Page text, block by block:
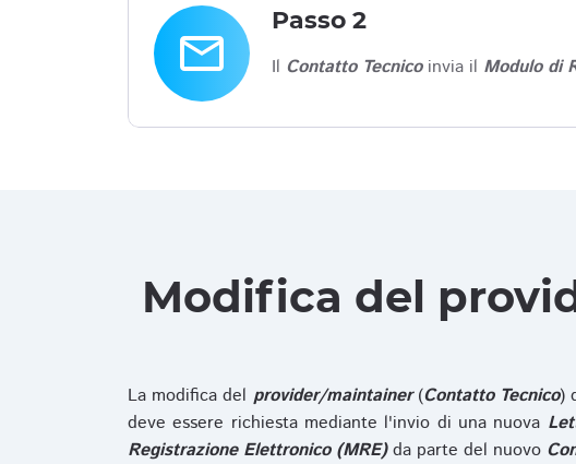
email
Passo 2
Il Contatto Tecnicoinvia il Modulo di
Modifica del
La modifica del provider/maintainer(Contatto Tecnico)
deve essere richiesta mediante l'invio di una nuova
Registrazione Elettronico (MRE)da parte del nuovo